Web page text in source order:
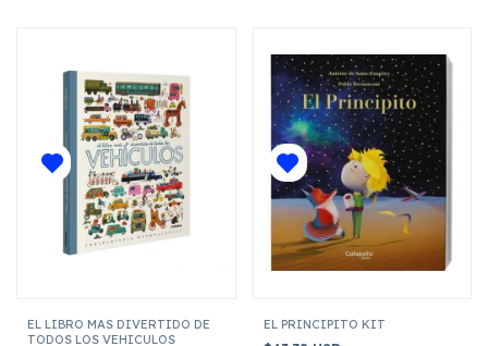
EL LIBRO MAS DIVERTIDO DE
TODOS LOS VEHICULOS
EL PRINCIPITO KIT